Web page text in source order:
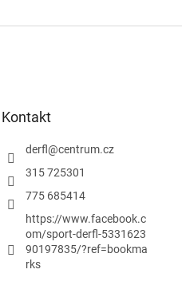
Kontakt
derfl@centrum.cz
315 725301
775 685414
https://www.facebook.c
om/sport-derfl-5331623
90197835/?ref=bookma
rks